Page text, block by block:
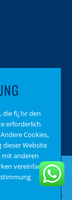
Theme von
die fï¿½r den
erforderlich
Cookies,
Website
anderen
vereinfachen